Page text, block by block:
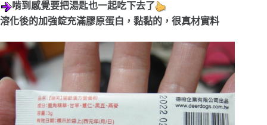
啃到感覺要把湯匙也一起吃下去了
溶化後的加強錠充滿膠原蛋白，黏黏的，很真材實料